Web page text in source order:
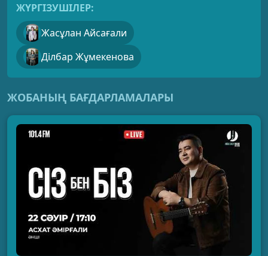
ЖҮРГІЗУШІЛЕР:
Жасұлан Айсағали
Ділбар Жұмекенова
ЖОБАНЫҢ БАҒДАРЛАМАЛАРЫ